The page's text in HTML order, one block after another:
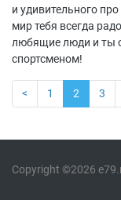
и удивительного
мир тебя всегда
любящие люди и ты
спортсменом!
< 1 2 3
Copyright ©2026